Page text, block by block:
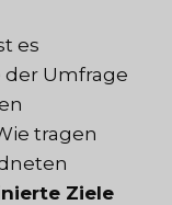
es
der Umfrage
tragen
Ziele